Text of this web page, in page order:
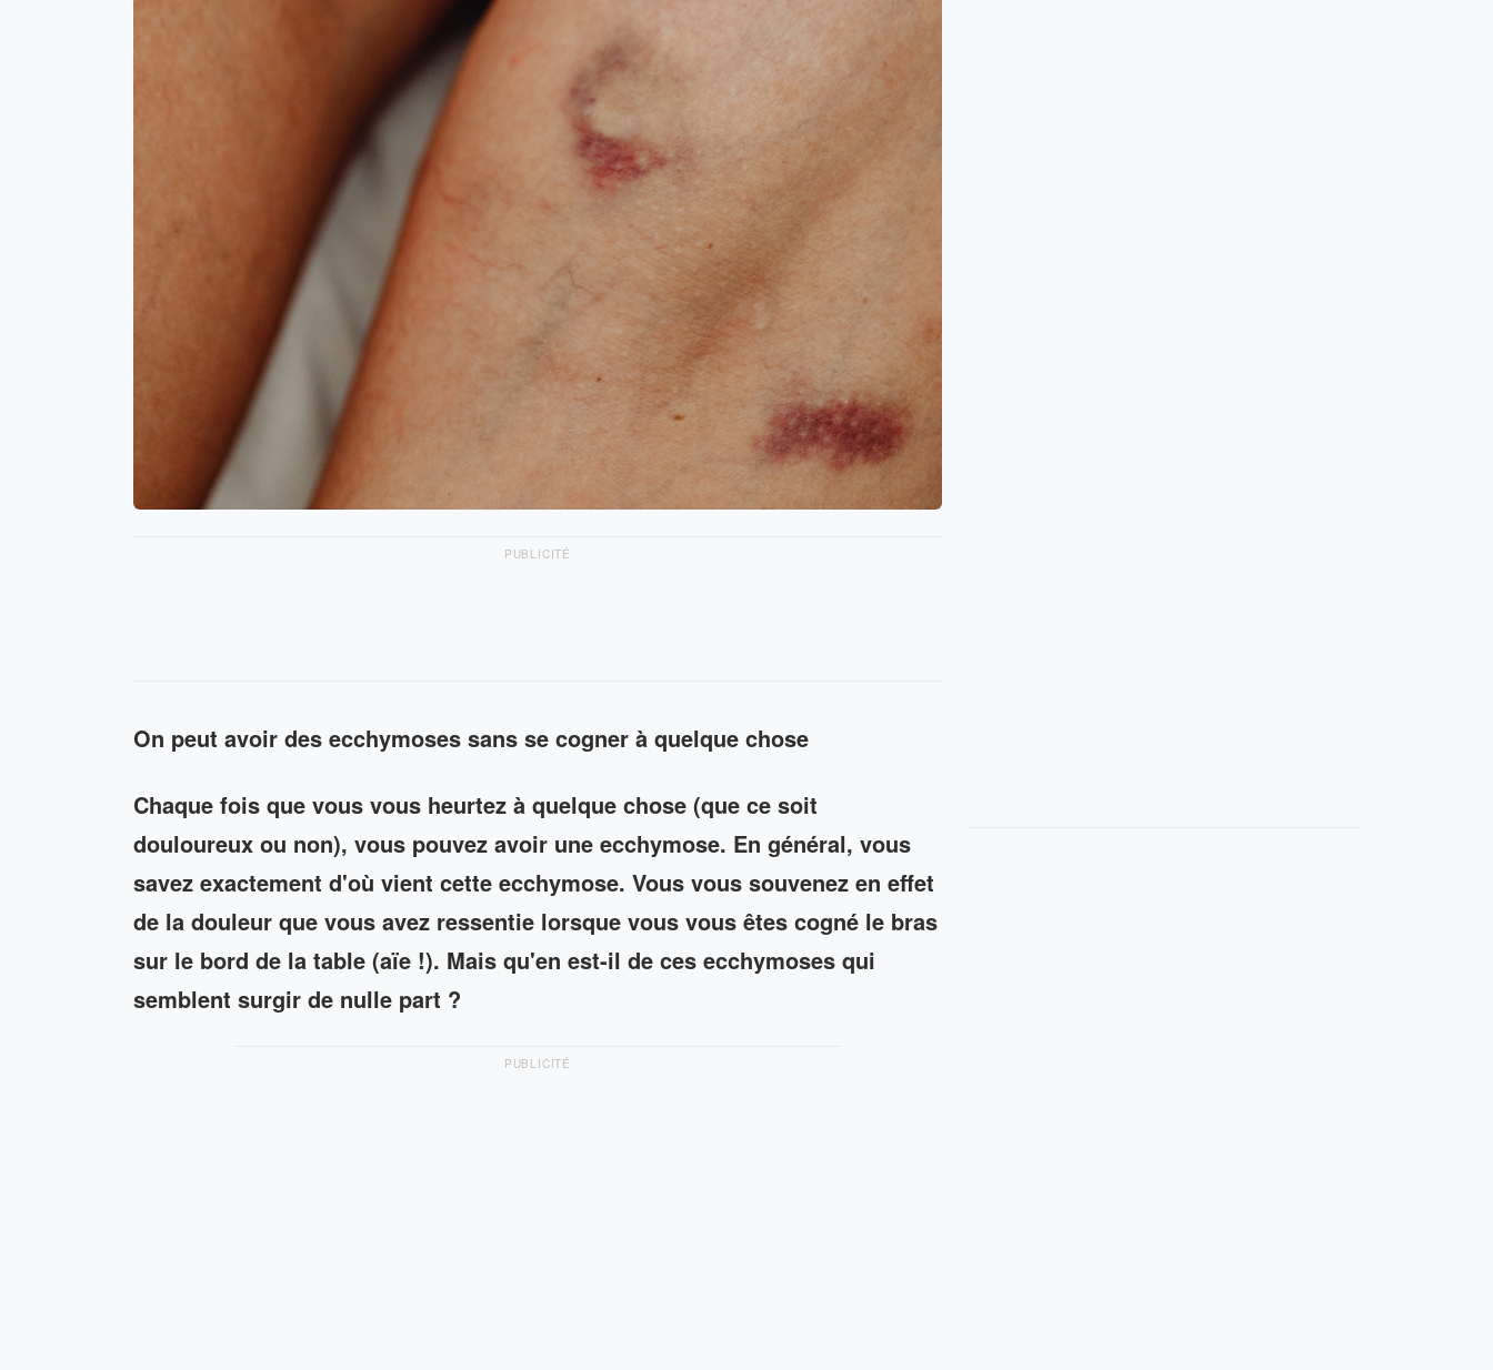
PUBLICITÉ
On peut avoir des ecchymoses sans se cogner à quelque chose
Chaque fois que vous vous heurtez à quelque chose (que ce soit
douloureux ou non), vous pouvez avoir une ecchymose. En général, vous
savez exactement d'où vient cette ecchymose. Vous vous souvenez en effet
de la douleur que vous avez ressentie lorsque vous vous êtes cogné le bras
sur le bord de la table (aïe !). Mais qu'en est-il de ces ecchymoses qui
semblent surgir de nulle part ?
PUBLICITÉ